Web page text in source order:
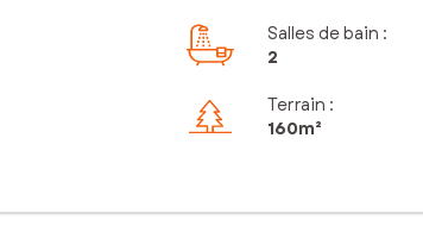
Salles de bain :
2
Terrain :
160m²